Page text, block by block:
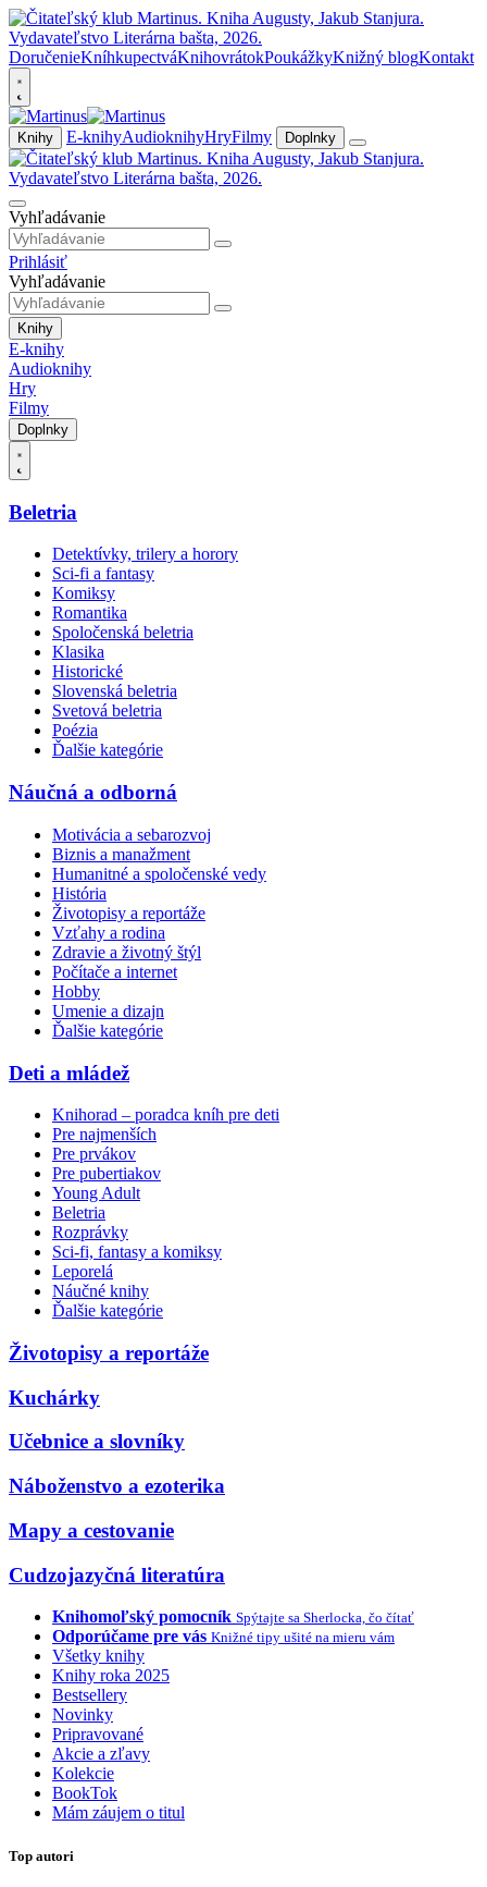
DoručenieKníhkupectváKnihovrátokPoukážkyKnižný blogKontakt
Knihy E-knihyAudioknihyHryFilmy Doplnky
Vyhľadávanie
Prihlásiť
Vyhľadávanie
Knihy
E-knihy
Audioknihy
Hry
Filmy
Doplnky
Beletria
Detektívky, trilery a horory
Sci-fi a fantasy
Komiksy
Romantika
Spoločenská beletria
Klasika
Historické
Slovenská beletria
Svetová beletria
Poézia
Ďalšie kategórie
Náučná a odborná
Motivácia a sebarozvoj
Biznis a manažment
Humanitné a spoločenské vedy
História
Životopisy a reportáže
Vzťahy a rodina
Zdravie a životný štýl
Počítače a internet
Hobby
Umenie a dizajn
Ďalšie kategórie
Deti a mládež
Knihorad – poradca kníh pre deti
Pre najmenších
Pre prvákov
Pre pubertiakov
Young Adult
Beletria
Rozprávky
Sci-fi, fantasy a komiksy
Leporelá
Náučné knihy
Ďalšie kategórie
Životopisy a reportáže
Kuchárky
Učebnice a slovníky
Náboženstvo a ezoterika
Mapy a cestovanie
Cudzojazyčná literatúra
Knihomoľský pomocník Spýtajte sa Sherlocka, čo čítať
Odporúčame pre vás Knižné tipy ušité na mieru vám
Všetky knihy
Knihy roka 2025
Bestsellery
Novinky
Pripravované
Akcie a zľavy
Kolekcie
BookTok
Mám záujem o titul
Top autori